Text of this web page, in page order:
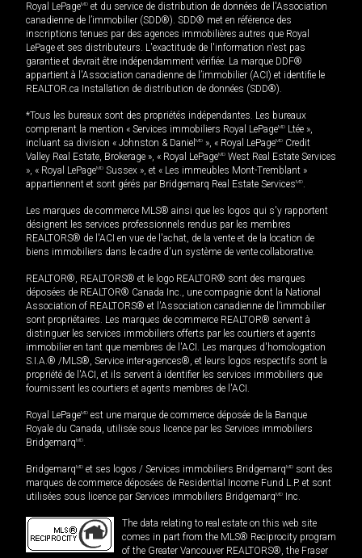
Royal LePageMD et du service de distribution de données de l'Association
canadienne de l’immobilier (SDD®). SDD® met en référence des
inscriptions tenues par des agences immobilières autres que Royal
LePage et ses distributeurs. L'exactitude de l'information n'est pas
garantie et devrait être indépendamment vérifiée. La marque DDF®
appartient à l'Association canadienne de l’immobilier (ACI) et identifie le
REALTOR.ca Installation de distribution de données (SDD®).
*Tous les bureaux sont des propriétés indépendantes. Les bureaux
comprenant la mention « Services immobiliers Royal LePageMD Ltée »,
incluant sa division « Johnston & Daniel MD », « Royal LePageMD Credit
Valley Real Estate, Brokerage », « Royal LePageMD West Real Estate Services
», « Royal LePageMD Sussex », et « Les immeubles Mont-Tremblant »
appartiennent et sont gérés par Bridgemarq Real Estate ServicesMD.
Les marques de commerce MLS® ainsi que les logos qui s'y rapportent
désignent les services professionnels rendus par les membres
REALTORS® de l'ACI en vue de l'achat, de la vente et de la location de
biens immobiliers dans le cadre d'un système de vente collaborative.
REALTOR®, REALTORS® et le logo REALTOR® sont des marques
déposées de REALTOR® Canada Inc., une compagnie dont la National
Association of REALTORS® et l'Association canadienne de l’immobilier
sont propriétaires. Les marques de commerce REALTOR® servent à
distinguer les services immobiliers offerts par les courtiers et agents
immobilier en tant que membres de l'ACI. Les marques d'homologation
S.I.A.® /MLS®, Service inter-agences®, et leurs logos respectifs sont la
propriété de l'ACI, et ils servent à identifier les services immobiliers que
fournissent les courtiers et agents membres de l'ACI.
Royal LePageMD est une marque de commerce déposée de la Banque
Royale du Canada, utilisée sous licence par les Services immobiliers
BridgemarqMD.
BridgemarqMD et ses logos / Services immobiliers BridgemarqMD sont des
marques de commerce déposées de Residential Income Fund L.P. et sont
utilisées sous licence par Services immobiliers BridgemarqMD Inc.
The data relating to real estate on this web site
comes in part from the MLS® Reciprocity program
of the Greater Vancouver REALTORS®, the Fraser